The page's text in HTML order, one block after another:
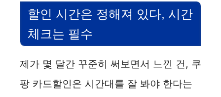
할인 시간은 정해져 있다, 시간
체크는 필수
제가 몇 달간 꾸준히 써보면서 느낀 건, 쿠
팡 카드할인은 시간대를 잘 봐야 한다는